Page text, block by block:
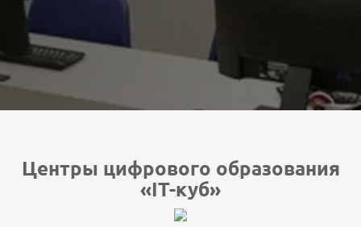
Центры цифрового образования
«IT-куб»